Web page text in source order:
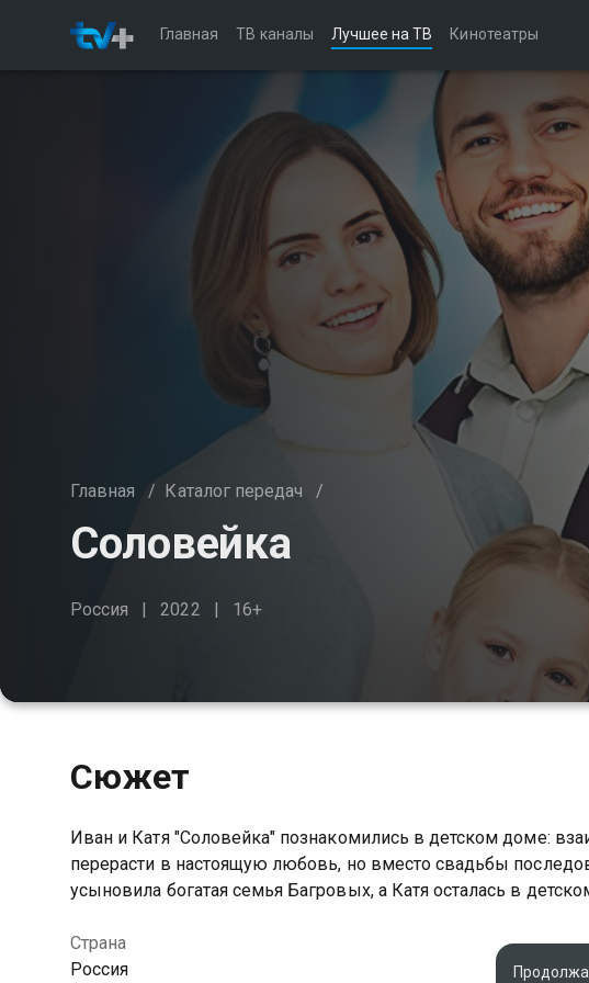
Главная ТВ каналы Лучшее на ТВ Кинотеатры
Главная / Каталог передач /
Соловейка
Россия 2022 16+
Сюжет
Иван и Катя "Соловейка" познакомились в детском доме:
перерасти в настоящую любовь, но вместо свадьбы
усыновила богатая семья Багровых, а Катя осталась в
Страна
Россия